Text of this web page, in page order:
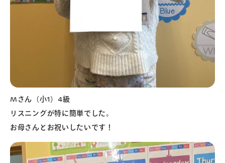
Mさん（小1）4級
リスニングが特に簡単でした。
お母さんとお祝いしたいです！